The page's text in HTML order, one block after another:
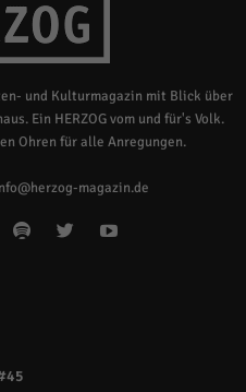
und Kulturmagazin mit Blick über
Ein HERZOG vom und für's Volk.
Ohren für alle Anregungen.
magazin.de